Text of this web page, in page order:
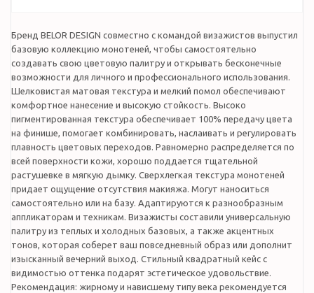
Бренд BELOR DESIGN совместно с командой визажистов выпустил
базовую коллекцию монотеней, чтобы самостоятельно
создавать свою цветовую палитру и открывать бесконечные
возможности для личного и профессионального использования.
Шелковистая матовая текстура и мелкий помол обеспечивают
комфортное нанесение и высокую стойкость. Высоко
пигментированная текстура обеспечивает 100% передачу цвета
на финише, помогает комбинировать, наслаивать и регулировать
плавность цветовых переходов. Равномерно распределяется по
всей поверхности кожи, хорошо поддается тщательной
растушевке в мягкую дымку. Сверхлегкая текстура монотеней
придает ощущение отсутствия макияжа. Могут наноситься
самостоятельно или на базу. Адаптируются к разнообразным
аппликаторам и техникам. Визажисты составили универсальную
палитру из теплых и холодных базовых, а также акцентных
тонов, которая соберет ваш повседневный образ или дополнит
изысканный вечерний выход. Стильный квадратный кейс с
видимостью оттенка подарят эстетическое удовольствие.
Рекомендация: жирному и нависшему типу века рекомендуется